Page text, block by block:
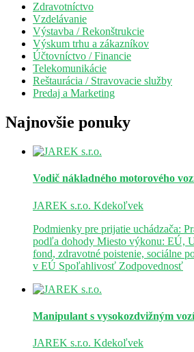
Zdravotníctvo
Vzdelávanie
Výstavba / Rekonštrukcie
Výskum trhu a zákazníkov
Účtovníctvo / Financie
Telekomunikácie
Reštaurácia / Stravovacie služby
Predaj a Marketing
Najnovšie ponuky
Vodič nákladného motorového
JAREK s.r.o. Kdekoľvek
Podmienky pre prijatie uchádzača:
podľa dohody Miesto výkonu: EÚ,
fond, zdravotné poistenie, sociálne
v EÚ Spoľahlivosť Zodpovednosť
Manipulant s vysokozdvižným
JAREK s.r.o. Kdekoľvek